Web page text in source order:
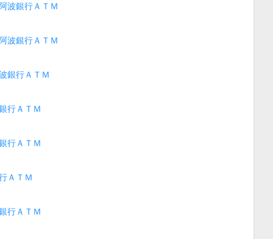
波銀行ＡＴＭ
波銀行ＡＴＭ
銀行ＡＴＭ
行ＡＴＭ
行ＡＴＭ
ＡＴＭ
行ＡＴＭ